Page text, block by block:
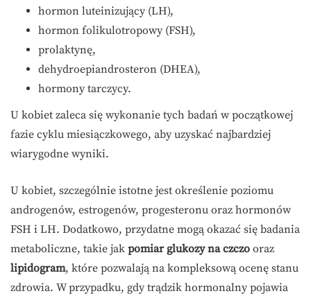
hormon luteinizujący (LH),
hormon folikulotropowy (FSH),
prolaktynę,
dehydroepiandrosteron (DHEA),
hormony tarczycy.
U kobiet zaleca się wykonanie tych badań w początkowej
fazie cyklu miesiączkowego, aby uzyskać najbardziej
wiarygodne wyniki.
U kobiet, szczególnie istotne jest określenie poziomu
androgenów, estrogenów, progesteronu oraz hormonów
FSH i LH. Dodatkowo, przydatne mogą okazać się badania
metaboliczne, takie jak pomiar glukozy na czczo oraz
lipidogram, które pozwalają na kompleksową ocenę stanu
zdrowia. W przypadku, gdy trądzik hormonalny pojawia